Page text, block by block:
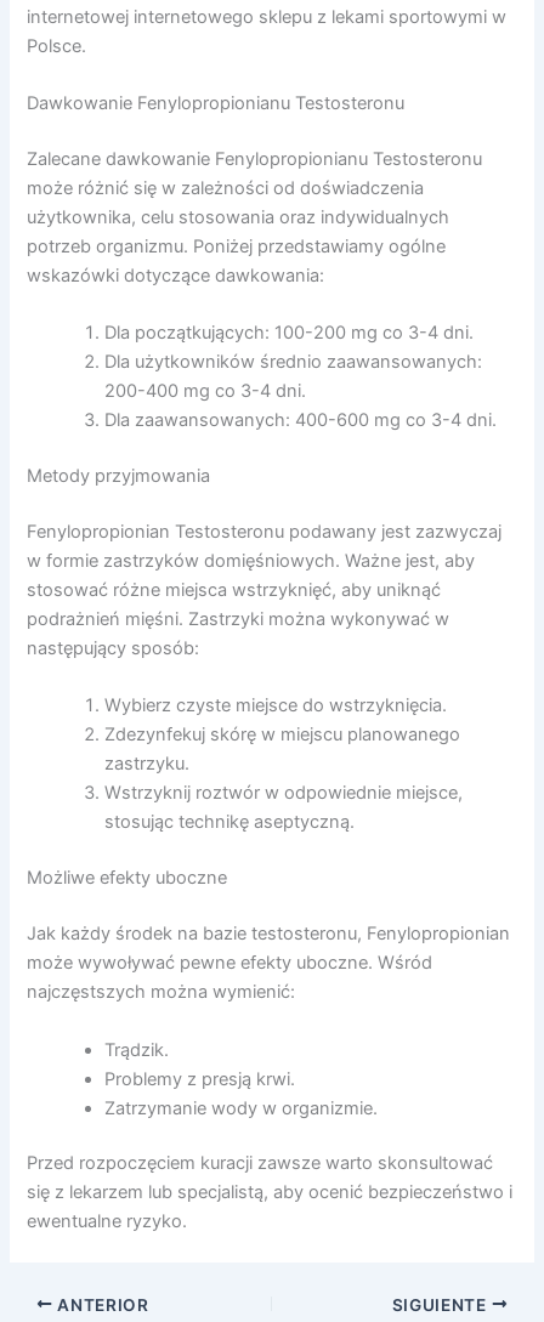
internetowej internetowego sklepu z lekami sportowymi w
Polsce.
Dawkowanie Fenylopropionianu Testosteronu
Zalecane dawkowanie Fenylopropionianu Testosteronu
może różnić się w zależności od doświadczenia
użytkownika, celu stosowania oraz indywidualnych
potrzeb organizmu. Poniżej przedstawiamy ogólne
wskazówki dotyczące dawkowania:
Dla początkujących: 100-200 mg co 3-4 dni.
Dla użytkowników średnio zaawansowanych:
200-400 mg co 3-4 dni.
Dla zaawansowanych: 400-600 mg co 3-4 dni.
Metody przyjmowania
Fenylopropionian Testosteronu podawany jest zazwyczaj
w formie zastrzyków domięśniowych. Ważne jest, aby
stosować różne miejsca wstrzyknięć, aby uniknąć
podrażnień mięśni. Zastrzyki można wykonywać w
następujący sposób:
Wybierz czyste miejsce do wstrzyknięcia.
Zdezynfekuj skórę w miejscu planowanego
zastrzyku.
Wstrzyknij roztwór w odpowiednie miejsce,
stosując technikę aseptyczną.
Możliwe efekty uboczne
Jak każdy środek na bazie testosteronu, Fenylopropionian
może wywoływać pewne efekty uboczne. Wśród
najczęstszych można wymienić:
Trądzik.
Problemy z presją krwi.
Zatrzymanie wody w organizmie.
Przed rozpoczęciem kuracji zawsze warto skonsultować
się z lekarzem lub specjalistą, aby ocenić bezpieczeństwo i
ewentualne ryzyko.
ANTERIOR SIGUIENTE